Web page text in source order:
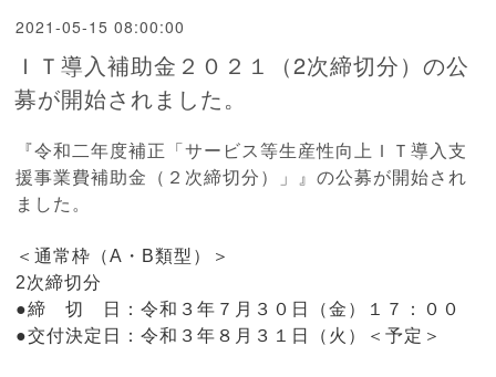
2021-05-15 08:00:00
ＩＴ導入補助金２０２１（2次締切分）の公
募が開始されました。
『令和二年度補正「サービス等生産性向上ＩＴ導入支
援事業費補助金（ ２次締切分）
」』の公募が開始され
ました。
＜通常枠（A・B類型）＞
2次締切分
●締 切 日：令和３年７月３０日（金）１７：００
●交付決定日：令和３年８月３１日（火）＜予定＞